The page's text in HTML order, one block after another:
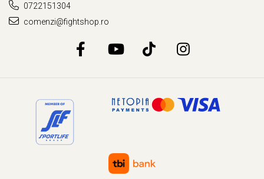
0722151304
comenzi@fightshop.ro